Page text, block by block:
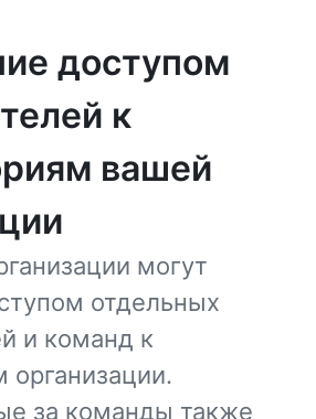
доступом
к
вашей
могут
отдельных
и команд к
организации.
за команды также